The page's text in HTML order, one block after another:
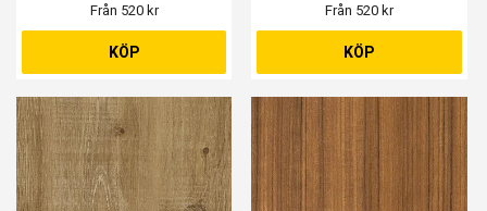
Från 520 kr
KÖP
Från 520 kr
KÖP